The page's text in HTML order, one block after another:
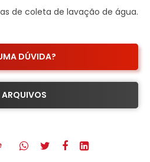
de coleta de lavação de água.
DÚVIDA?
ARQUIVOS